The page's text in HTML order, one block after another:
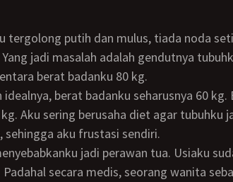
jadi masalah adalah gendutnya
berat badanku 80 kg.
Aku sering berusaha diet agar tubuhku
sehingga aku frustasi sendiri.
secara medis, seorang wanita